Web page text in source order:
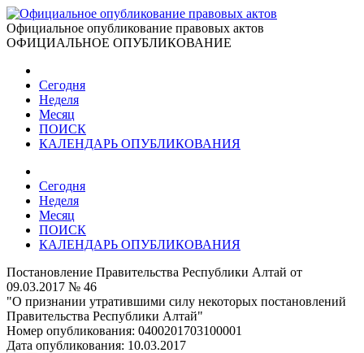
Официальное опубликование правовых актов
ОФИЦИАЛЬНОЕ ОПУБЛИКОВАНИЕ
Сегодня
Неделя
Месяц
ПОИСК
КАЛЕНДАРЬ ОПУБЛИКОВАНИЯ
Сегодня
Неделя
Месяц
ПОИСК
КАЛЕНДАРЬ ОПУБЛИКОВАНИЯ
Постановление Правительства Республики Алтай от
09.03.2017 № 46
"О признании утратившими силу некоторых постановлений
Правительства Республики Алтай"
Номер опубликования: 0400201703100001
Дата опубликования: 10.03.2017